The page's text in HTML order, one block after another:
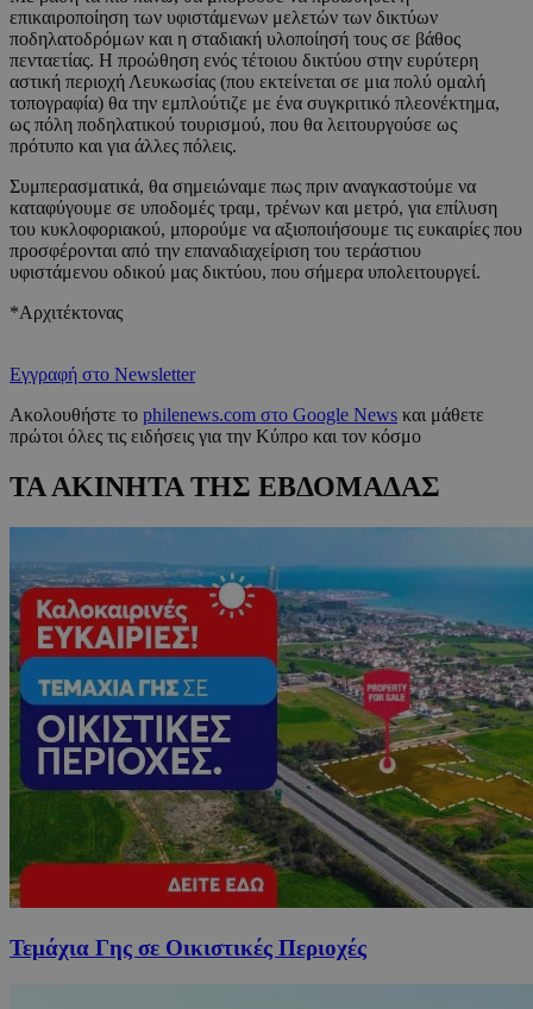
επικαιροποίηση των υφιστάμενων μελετών των δικτύων
ποδηλατοδρόμων και η σταδιακή υλοποίησή τους σε βάθος
πενταετίας. Η προώθηση ενός τέτοιου δικτύου στην ευρύτερη
αστική περιοχή Λευκωσίας (που εκτείνεται σε μια πολύ ομαλή
τοπογραφία) θα την εμπλούτιζε με ένα συγκριτικό πλεονέκτημα,
ως πόλη ποδηλατικού τουρισμού, που θα λειτουργούσε ως
πρότυπο και για άλλες πόλεις.
Συμπερασματικά, θα σημειώναμε πως πριν αναγκαστούμε να
καταφύγουμε σε υποδομές τραμ, τρένων και μετρό, για επίλυση
του κυκλοφοριακού, μπορούμε να αξιοποιήσουμε τις ευκαιρίες που
προσφέρονται από την επαναδιαχείριση του τεράστιου
υφιστάμενου οδικού μας δικτύου, που σήμερα υπολειτουργεί.
*Aρχιτέκτονας
Εγγραφή στο Newsletter
Ακολουθήστε το philenews.com στο Google News και μάθετε
πρώτοι όλες τις ειδήσεις για την Κύπρο και τον κόσμο
ΤΑ ΑΚΙΝΗΤΑ ΤΗΣ ΕΒΔΟΜΑΔΑΣ
Τεμάχια Γης σε Οικιστικές Περιοχές